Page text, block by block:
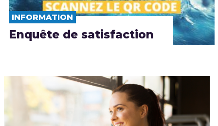
INFORMATION
Enquête de satisfaction